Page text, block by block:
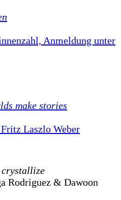
Anmeldung unter
make stories
Laszlo Weber
crystallize
Rodriguez & Dawoon